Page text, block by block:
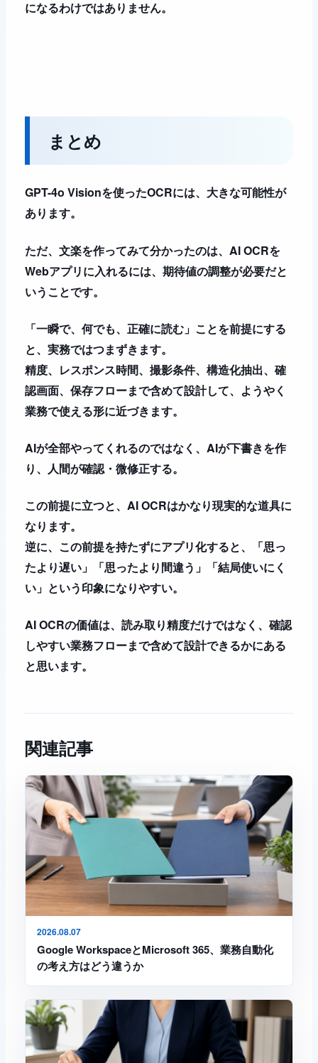
になるわけではありません。
まとめ
GPT-4o Visionを使ったOCRには、大きな可能性が
あります。
ただ、文楽を作ってみて分かったのは、AI OCRを
Webアプリに入れるには、期待値の調整が必要だと
いうことです。
「一瞬で、何でも、正確に読む」ことを前提にする
と、実務ではつまずきます。
精度、レスポンス時間、撮影条件、構造化抽出、確
認画面、保存フローまで含めて設計して、ようやく
業務で使える形に近づきます。
AIが全部やってくれるのではなく、AIが下書きを作
り、人間が確認・微修正する。
この前提に立つと、AI OCRはかなり現実的な道具に
なります。
逆に、この前提を持たずにアプリ化すると、「思っ
たより遅い」「思ったより間違う」「結局使いにく
い」という印象になりやすい。
AI OCRの価値は、読み取り精度だけではなく、確認
しやすい業務フローまで含めて設計できるかにある
と思います。
関連記事
2026.08.07
Google WorkspaceとMicrosoft 365、業務自動化
の考え方はどう違うか